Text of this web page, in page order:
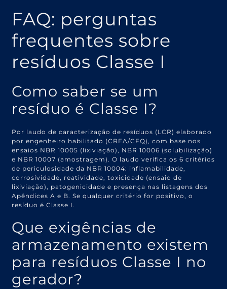
FAQ: perguntas
frequentes sobre
resíduos Classe I
Como saber se um
resíduo é Classe I?
Por laudo de caracterização de resíduos (LCR) elaborado
por engenheiro habilitado (CREA/CFQ), com base nos
ensaios NBR 10005 (lixiviação), NBR 10006 (solubilização)
e NBR 10007 (amostragem). O laudo verifica os 6 critérios
de periculosidade da NBR 10004: inflamabilidade,
corrosividade, reatividade, toxicidade (ensaio de
lixiviação), patogenicidade e presença nas listagens dos
Apêndices A e B. Se qualquer critério for positivo, o
resíduo é Classe I.
Que exigências de
armazenamento existem
para resíduos Classe I no
gerador?